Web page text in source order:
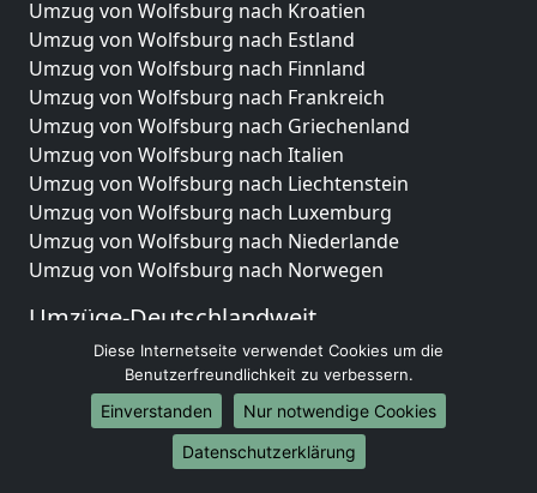
Umzug von Wolfsburg nach Kroatien
Umzug von Wolfsburg nach Estland
Umzug von Wolfsburg nach Finnland
Umzug von Wolfsburg nach Frankreich
Umzug von Wolfsburg nach Griechenland
Umzug von Wolfsburg nach Italien
Umzug von Wolfsburg nach Liechtenstein
Umzug von Wolfsburg nach Luxemburg
Umzug von Wolfsburg nach Niederlande
Umzug von Wolfsburg nach Norwegen
Umzüge-Deutschlandweit
Umzug von Wolfsburg nach Berlin
Umzug von Wolfsburg nach Hamburg
Umzug von Wolfsburg nach München
Umzug von Wolfsburg nach Köln
Umzug von Wolfsburg nach Frankfurt am Main
Diese Internetseite verwendet Cookies um die
Benutzerfreundlichkeit zu verbessern.
Einverstanden
Nur notwendige Cookies
Datenschutzerklärung